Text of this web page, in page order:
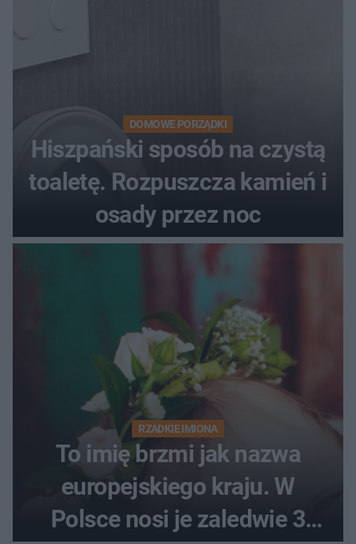
DOMOWE PORZĄDKI
Hiszpański sposób na czystą
toaletę. Rozpuszcza kamień i
osady przez noc
RZADKIE IMIONA
To imię brzmi jak nazwa
europejskiego kraju. W
Polsce nosi je zaledwie 3